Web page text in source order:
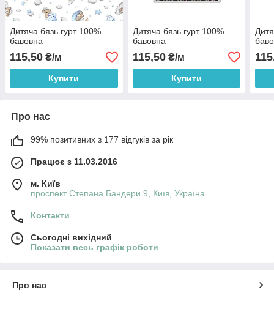
Дитяча бязь гурт 100%
бавовна
115,50 ₴/м
Купити
Дитяча бязь гурт 100%
бавовна
115,50₴/м
Купити
Про нас
99% позитивних з 177 відгуків за рік
Працює з 11.03.2016
м. Київ
проспект Степана Бандери 9, Київ, Україна
Контакти
Сьогодні вихідний
Показати весь графік роботи
Про нас